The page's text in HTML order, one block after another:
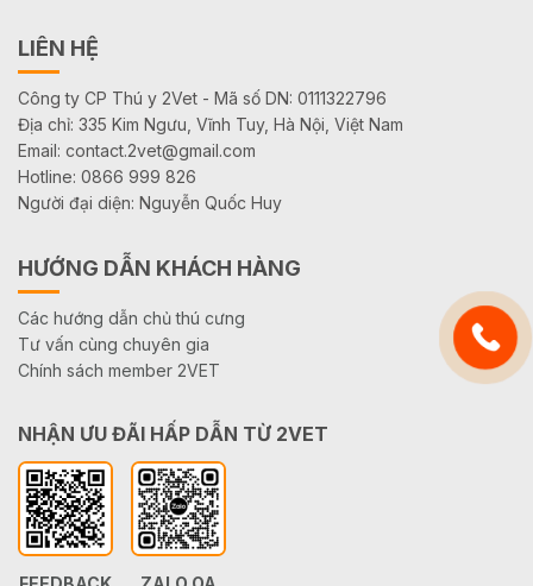
LIÊN HỆ
Công ty CP Thú y 2Vet - Mã số DN: 0111322796
Địa chỉ: 335 Kim Ngưu, Vĩnh Tuy, Hà Nội, Việt Nam
Email: contact.2vet@gmail.com
Hotline: 0866 999 826
Người đại diện: Nguyễn Quốc Huy
HƯỚNG DẪN KHÁCH HÀNG
Các hướng dẫn chủ thú cưng
Tư vấn cùng chuyên gia
Chính sách member 2VET
NHẬN ƯU ĐÃI HẤP DẪN TỪ 2VET